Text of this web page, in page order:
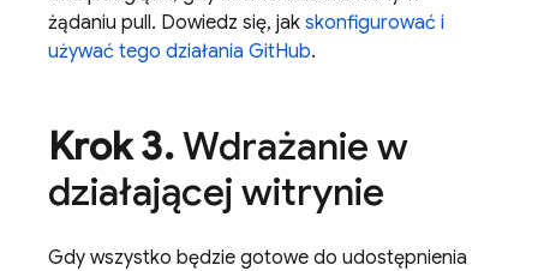
żądaniu pull. Dowiedz się, jak skonfigurować i
używać tego działania GitHub.
Krok 3.Wdrażanie w
działającej witrynie
Gdy wszystko będzie gotowe do udostępnienia